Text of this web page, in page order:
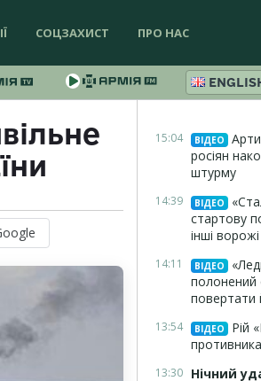
СОЦЗАХИСТ ПРО НАС
15:04 ВІДЕО
росіян
штурму
14:39 ВІДЕО
стартову
інші ворожі
14:11 ВІДЕО
полонений
повертати
13:54 ВІДЕО
Рій
13:30 Нічний